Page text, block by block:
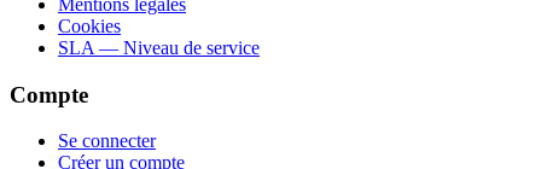
Cookies
SLA — Niveau de service
Compte
Se connecter
Créer un compte